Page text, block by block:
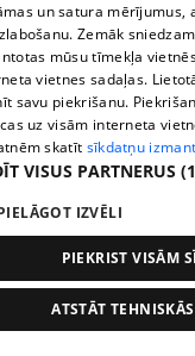
pirms 1 nedēļas, 3
Ogas un sēnes
punktos to
un satura mērījumus,
Zemāk
mūsu tīmekļa
vietnes sadaļas.
savu piekrišanu.
uz visām interneta
skatīt sīkdatņu
VISUS PARTNERUS
IZVĒLI
PIEKRIST VISĀM
ATSTĀT